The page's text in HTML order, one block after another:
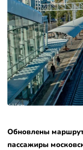
Обновлены
пассажиры